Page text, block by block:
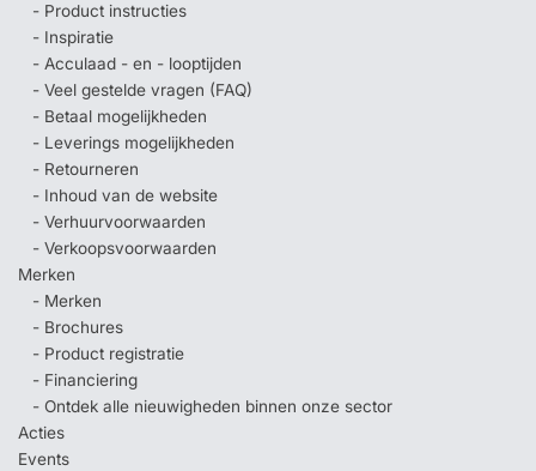
- Product instructies
- Inspiratie
- Acculaad - en - looptijden
- Veel gestelde vragen (FAQ)
- Betaal mogelijkheden
- Leverings mogelijkheden
- Retourneren
- Inhoud van de website
- Verhuurvoorwaarden
- Verkoopsvoorwaarden
Merken
- Merken
- Brochures
- Product registratie
- Financiering
- Ontdek alle nieuwigheden binnen onze sector
Acties
Events